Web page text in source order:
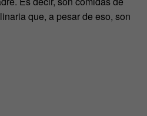
que, a pesar de eso, son